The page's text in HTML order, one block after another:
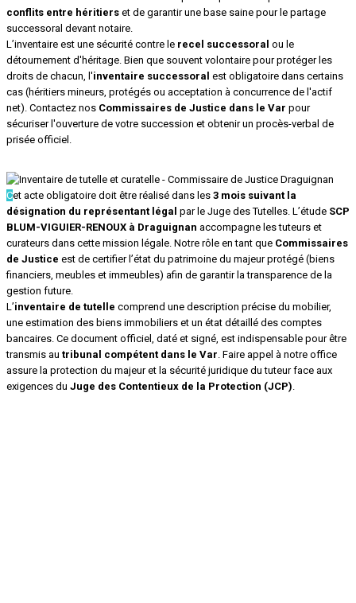
conflits entre héritiers et de garantir une base saine pour le partage
successoral devant notaire.
L’inventaire est une sécurité contre le recel successoral ou le
détournement d'héritage. Bien que souvent volontaire pour protéger les
droits de chacun, l'inventaire successoral est obligatoire dans certains
cas (héritiers mineurs, protégés ou acceptation à concurrence de l'actif
net). Contactez nos Commissaires de Justice dans le Var pour
sécuriser l'ouverture de votre succession et obtenir un procès-verbal de
prisée officiel.
Cet acte obligatoire doit être réalisé dans les 3 mois suivant la
désignation du représentant légal par le Juge des Tutelles. L’étude SCP
BLUM-VIGUIER-RENOUX à Draguignan accompagne les tuteurs et
curateurs dans cette mission légale. Notre rôle en tant que Commissaires
de Justice est de certifier l’état du patrimoine du majeur protégé (biens
financiers, meubles et immeubles) afin de garantir la transparence de la
gestion future.
L’inventaire de tutelle comprend une description précise du mobilier,
une estimation des biens immobiliers et un état détaillé des comptes
bancaires. Ce document officiel, daté et signé, est indispensable pour être
transmis au tribunal compétent dans le Var . Faire appel à notre office
assure la protection du majeur et la sécurité juridique du tuteur face aux
exigences du Juge des Contentieux de la Protection (JCP)